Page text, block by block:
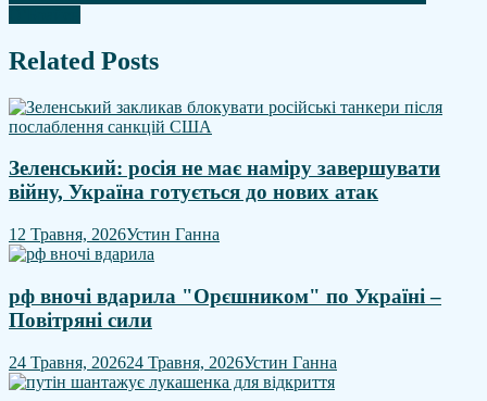
Related Posts
Зеленський: росія не має наміру завершувати
війну, Україна готується до нових атак
12 Травня, 2026Устин Ганна
рф вночі вдарила "Орєшником" по Україні –
Повітряні сили
24 Травня, 202624 Травня, 2026Устин Ганна